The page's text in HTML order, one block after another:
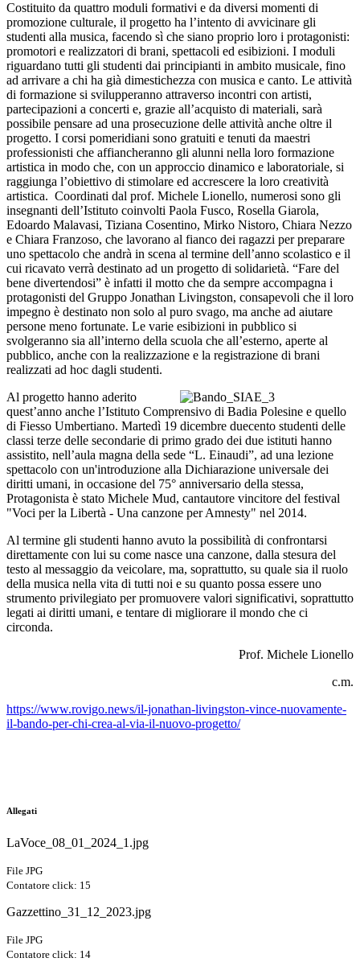
Costituito da quattro moduli formativi e da diversi momenti di
promozione culturale, il progetto ha l’intento di avvicinare gli
studenti alla musica, facendo sì che siano proprio loro i protagonisti:
promotori e realizzatori di brani, spettacoli ed esibizioni. I moduli
riguardano tutti gli studenti dai principianti in ambito musicale, fino
ad arrivare a chi ha già dimestichezza con musica e canto. Le attività
di formazione si svilupperanno attraverso incontri con artisti,
partecipazioni a concerti e, grazie all’acquisto di materiali, sarà
possibile pensare ad una prosecuzione delle attività anche oltre il
progetto. I corsi pomeridiani sono gratuiti e tenuti da maestri
professionisti che affiancheranno gli alunni nella loro formazione
artistica in modo che, con un approccio dinamico e laboratoriale, si
raggiunga l’obiettivo di stimolare ed accrescere la loro creatività
artistica. Coordinati dal prof. Michele Lionello, numerosi sono gli
insegnanti dell’Istituto coinvolti Paola Fusco, Rosella Giarola,
Edoardo Malavasi, Tiziana Cosentino, Mirko Nistoro, Chiara Nezzo
e Chiara Franzoso, che lavorano al fianco dei ragazzi per preparare
uno spettacolo che andrà in scena al termine dell’anno scolastico e il
cui ricavato verrà destinato ad un progetto di solidarietà. “Fare del
bene divertendosi” è infatti il motto che da sempre accompagna i
protagonisti del Gruppo Jonathan Livingston, consapevoli che il loro
impegno è destinato non solo al puro svago, ma anche ad aiutare
persone meno fortunate. Le varie esibizioni in pubblico si
svolgeranno sia all’interno della scuola che all’esterno, aperte al
pubblico, anche con la realizzazione e la registrazione di brani
realizzati ad hoc dagli studenti.
Al progetto hanno aderito
quest’anno anche l’Istituto Comprensivo di Badia Polesine e quello
di Fiesso Umbertiano. Martedì 19 dicembre duecento studenti delle
classi terze delle secondarie di primo grado dei due istituti hanno
assistito, nell’aula magna della sede “L. Einaudi”, ad una lezione
spettacolo con un'introduzione alla Dichiarazione universale dei
diritti umani, in occasione del 75° anniversario della stessa,
Protagonista è stato Michele Mud, cantautore vincitore del festival
"Voci per la Libertà - Una canzone per Amnesty" nel 2014.
Al termine gli studenti hanno avuto la possibilità di confrontarsi
direttamente con lui su come nasce una canzone, dalla stesura del
testo al messaggio da veicolare, ma, soprattutto, su quale sia il ruolo
della musica nella vita di tutti noi e su quanto possa essere uno
strumento privilegiato per promuovere valori significativi, soprattutto
legati ai diritti umani, e tentare di migliorare il mondo che ci
circonda.
Prof. Michele Lionello
c.m.
https://www.rovigo.news/il-jonathan-livingston-vince-nuovamente-
il-bando-per-chi-crea-al-via-il-nuovo-progetto/
Allegati
LaVoce_08_01_2024_1.jpg
File JPG
Contatore click: 15
Gazzettino_31_12_2023.jpg
File JPG
Contatore click: 14